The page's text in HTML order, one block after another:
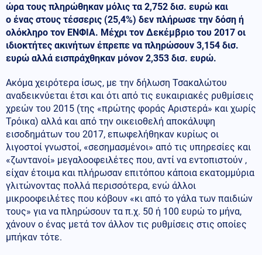
ώρα τους πληρώθηκαν μόλις τα 2,752 δισ. ευρώ και
ο ένας στους τέσσερις (25,4%) δεν πλήρωσε την δόση ή
ολόκληρο τον ΕΝΦΙΑ. Μέχρι τον Δεκέμβριο του 2017 οι
ιδιοκτήτες ακινήτων έπρεπε να πληρώσουν 3,154 δισ.
ευρώ αλλά εισπράχθηκαν μόνον 2,353 δισ. ευρώ.
Ακόμα χειρότερα ίσως, με την δήλωση Τσακαλώτου
αναδεικνύεται έτσι και ότι από τις ευκαιριακές ρυθμίσεις
χρεών του 2015 (της «πρώτης φοράς Αριστερά» και χωρίς
Τρόικα) αλλά και από την οικειοθελή αποκάλυψη
εισοδημάτων του 2017, επωφελήθηκαν κυρίως οι
λιγοστοί γνωστοί, «σεσημασμένοι» από τις υπηρεσίες και
«ζωντανοί» μεγαλοοφειλέτες που, αντί να εντοπιστούν ,
είχαν έτοιμα και πλήρωσαν επιτόπου κάποια εκατομμύρια
γλιτώνοντας πολλά περισσότερα, ενώ άλλοι
μικροοφειλέτες που κόβουν «κι από το γάλα των παιδιών
τους» για να πληρώσουν τα π.χ. 50 ή 100 ευρώ το μήνα,
χάνουν ο ένας μετά τον άλλον τις ρυθμίσεις στις οποίες
μπήκαν τότε.